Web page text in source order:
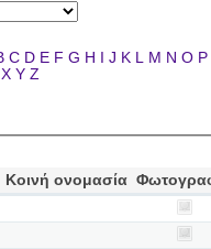
C D E F G H I J K L M N O P
X Y Z
Κοινή ονομασία